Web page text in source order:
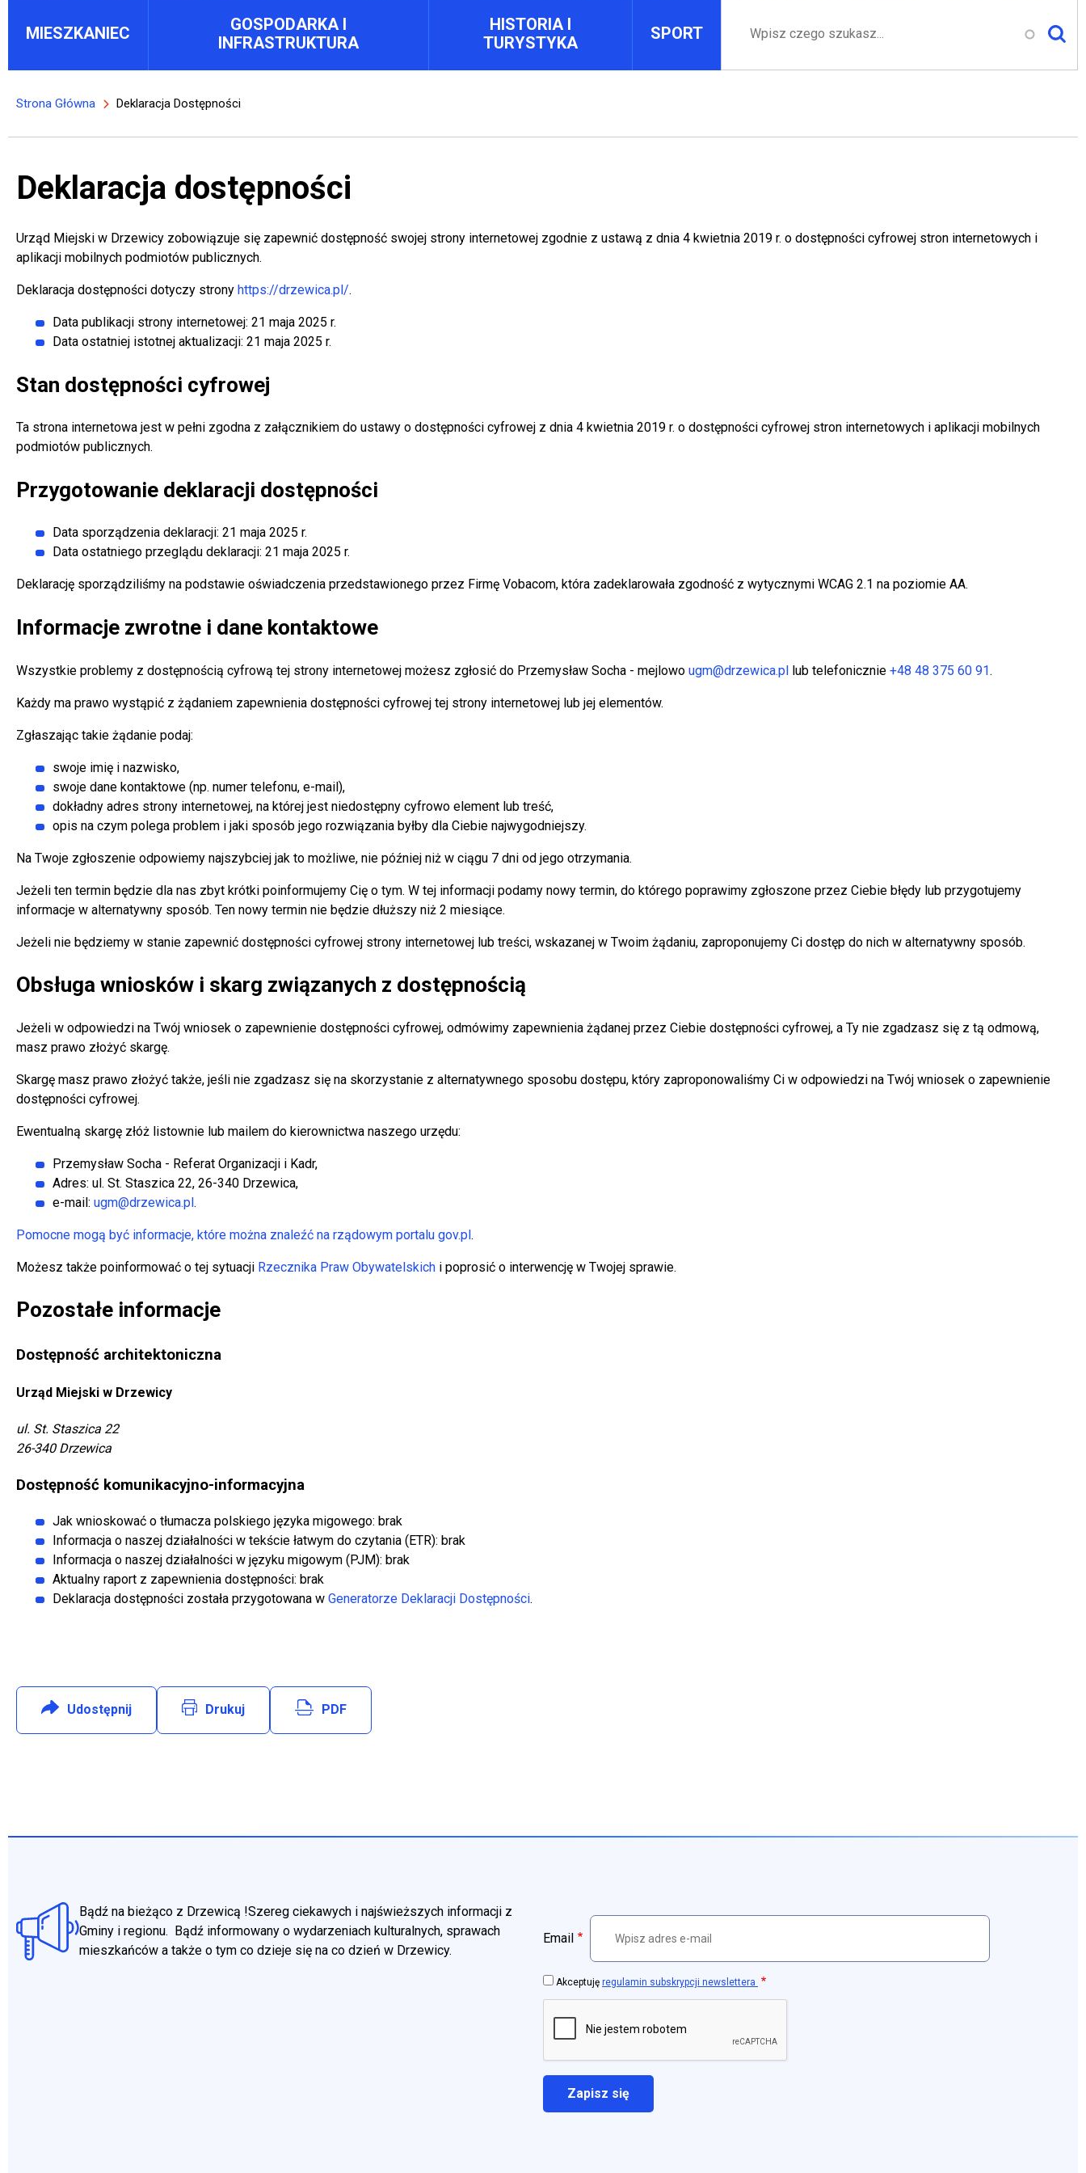
MIESZKANIEC
GOSPODARKA I
INFRASTRUKTURA
HISTORIA I
TURYSTYKA
SPORT
Ścieżka nawigacyjna
Strona Główna Deklaracja Dostępności
Deklaracja dostępności
Urząd Miejski w Drzewicy zobowiązuje się zapewnić dostępność swojej strony internetowej zgodnie z ustawą z dnia 4 kwietnia 2019 r. o dostępności cyfrowej stron internetowych i
aplikacji mobilnych podmiotów publicznych.
Deklaracja dostępności dotyczy strony https://drzewica.pl/Will open in new tab
.
Data publikacji strony internetowej: 21 maja 2025 r.
Data ostatniej istotnej aktualizacji: 21 maja 2025 r.
Stan dostępności cyfrowej
Ta strona internetowa jest w pełni zgodna z załącznikiem do ustawy o dostępności cyfrowej z dnia 4 kwietnia 2019 r. o dostępności cyfrowej stron internetowych i aplikacji mobilnych
podmiotów publicznych.
Przygotowanie deklaracji dostępności
Data sporządzenia deklaracji: 21 maja 2025 r.
Data ostatniego przeglądu deklaracji: 21 maja 2025 r.
Deklarację sporządziliśmy na podstawie oświadczenia przedstawionego przez Firmę Vobacom, która zadeklarowała zgodność z wytycznymi WCAG 2.1 na poziomie AA.
Informacje zwrotne i dane kontaktowe
Wszystkie problemy z dostępnością cyfrową tej strony internetowej możesz zgłosić do Przemysław Socha - mejlowo ugm@drzewica.pl lub telefonicznie +48 48 375 60 91.
Każdy ma prawo wystąpić z żądaniem zapewnienia dostępności cyfrowej tej strony internetowej lub jej elementów.
Zgłaszając takie żądanie podaj:
swoje imię i nazwisko,
swoje dane kontaktowe (np. numer telefonu, e-mail),
dokładny adres strony internetowej, na której jest niedostępny cyfrowo element lub treść,
opis na czym polega problem i jaki sposób jego rozwiązania byłby dla Ciebie najwygodniejszy.
Na Twoje zgłoszenie odpowiemy najszybciej jak to możliwe, nie później niż w ciągu 7 dni od jego otrzymania.
Jeżeli ten termin będzie dla nas zbyt krótki poinformujemy Cię o tym. W tej informacji podamy nowy termin, do którego poprawimy zgłoszone przez Ciebie błędy lub przygotujemy
informacje w alternatywny sposób. Ten nowy termin nie będzie dłuższy niż 2 miesiące.
Jeżeli nie będziemy w stanie zapewnić dostępności cyfrowej strony internetowej lub treści, wskazanej w Twoim żądaniu, zaproponujemy Ci dostęp do nich w alternatywny sposób.
Obsługa wniosków i skarg związanych z dostępnością
Jeżeli w odpowiedzi na Twój wniosek o zapewnienie dostępności cyfrowej, odmówimy zapewnienia żądanej przez Ciebie dostępności cyfrowej, a Ty nie zgadzasz się z tą odmową,
masz prawo złożyć skargę.
Skargę masz prawo złożyć także, jeśli nie zgadzasz się na skorzystanie z alternatywnego sposobu dostępu, który zaproponowaliśmy Ci w odpowiedzi na Twój wniosek o zapewnienie
dostępności cyfrowej.
Ewentualną skargę złóż listownie lub mailem do kierownictwa naszego urzędu:
Przemysław Socha - Referat Organizacji i Kadr,
Adres: ul. St. Staszica 22, 26-340 Drzewica,
e-mail: ugm@drzewica.pl.
Pomocne mogą być informacje, które można znaleźć na rządowym portalu gov.pl.
Możesz także poinformować o tej sytuacji Rzecznika Praw Obywatelskich i poprosić o interwencję w Twojej sprawie.
Pozostałe informacje
Dostępność architektoniczna
Urząd Miejski w Drzewicy
ul. St. Staszica 22
26-340 Drzewica
Dostępność komunikacyjno-informacyjna
Jak wnioskować o tłumacza polskiego języka migowego: brak
Informacja o naszej działalności w tekście łatwym do czytania (ETR): brak
Informacja o naszej działalności w języku migowym (PJM): brak
Aktualny raport z zapewnienia dostępności: brak
Deklaracja dostępności została przygotowana w Generatorze Deklaracji Dostępności.
Udostępnij: Facebook Drukuj
Will open in new tab
PDF
Bądź na bieżąco z Drzewicą !Szereg ciekawych i najświeższych informacji z
Gminy i regionu. Bądź informowany o wydarzeniach kulturalnych, sprawach
mieszkańców a także o tym co dzieje się na co dzień w Drzewicy.
Email
Akceptuję regulamin subskrypcji newslettera